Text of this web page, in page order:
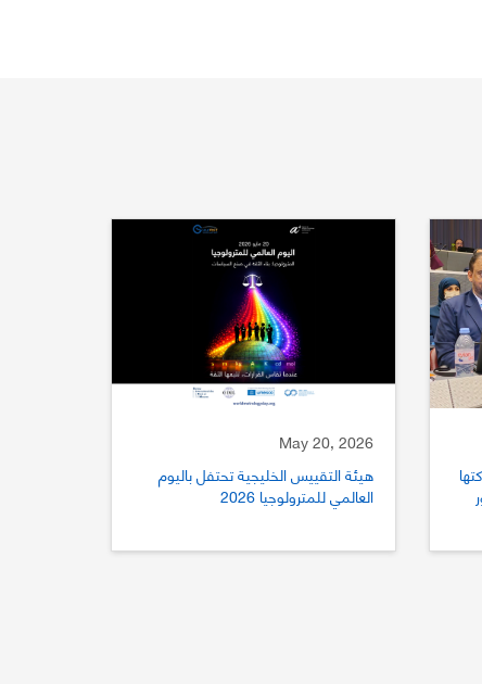
May 20, 2026
هيئة التقييس الخليجية تحتفل باليوم
العالمي للمترولوجيا 2026